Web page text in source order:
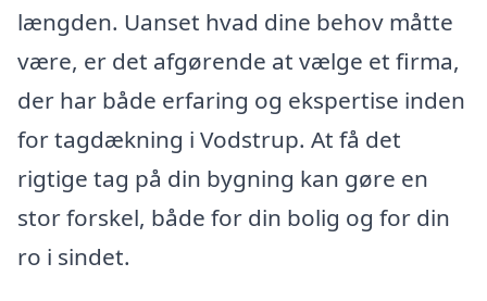
længden. Uanset hvad dine behov måtte
være, er det afgørende at vælge et firma,
der har både erfaring og ekspertise inden
for tagdækning i Vodstrup. At få det
rigtige tag på din bygning kan gøre en
stor forskel, både for din bolig og for din
ro i sindet.